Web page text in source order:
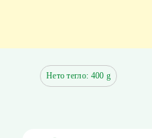
Нето тегло: 400 g